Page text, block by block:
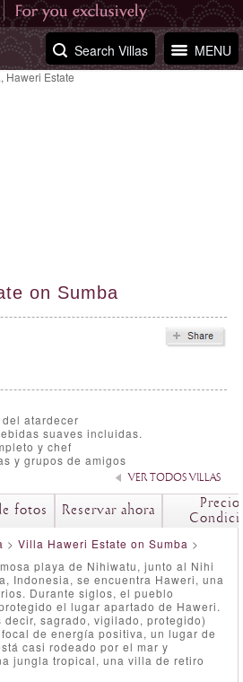
MENU
Search Villas
on Sumba
atardecer
suaves incluidas.
y chef
y grupos de amigos
VER TODOS VILLAS
fotos Reservar ahora
> Villa Haweri Estate on Sumba >
playa de Nihiwatu, junto al Nihi
Indonesia, se encuentra Haweri, una
Durante siglos, el pueblo
el lugar apartado de Haweri.
decir, sagrado, vigilado, protegido)
de energía positiva, un lugar de
casi rodeado por el mar y
jungla tropical, una villa de retiro